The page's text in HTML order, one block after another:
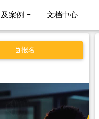
案例 文档中心
报名